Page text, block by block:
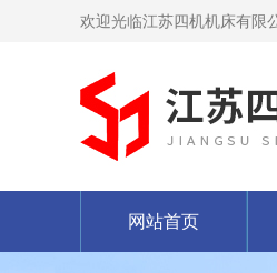
欢迎光临江苏四机机床有限
网站首页